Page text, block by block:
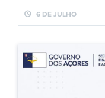
schedule 6 DE JULHO